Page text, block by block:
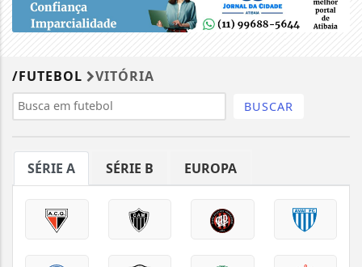
/FUTEBOL VITÓRIA
BUSCAR
SÉRIE A SÉRIE B EUROPA